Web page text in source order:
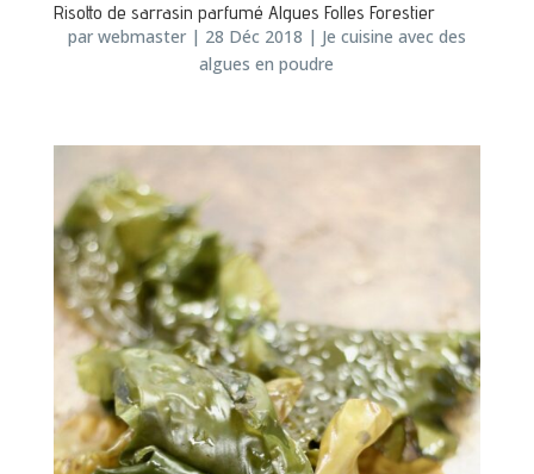
Risotto de sarrasin parfumé Algues Folles Forestier
par webmaster| 28 Déc 2018 | Je cuisine avec des
algues en poudre